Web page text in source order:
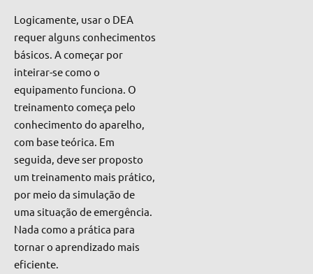
Logicamente, usar o DEA
requer alguns conhecimentos
básicos. A começar por
inteirar-se como o
equipamento funciona. O
treinamento começa pelo
conhecimento do aparelho,
com base teórica. Em
seguida, deve ser proposto
um treinamento mais prático,
por meio da simulação de
uma situação de emergência.
Nada como a prática para
tornar o aprendizado mais
eficiente.